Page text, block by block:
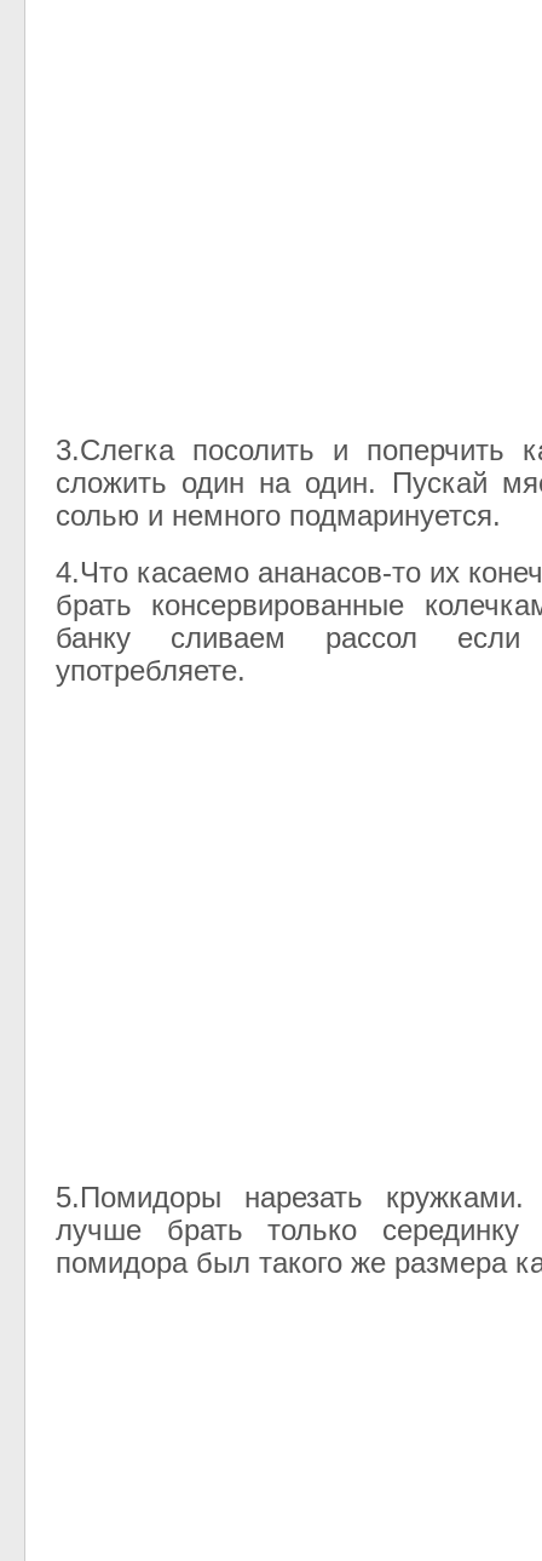
3.Слегка посолить и поперчить
сложить один на один. Пускай
солью и немного подмаринуется.
4.Что касаемо ананасов-то их
брать консервированные
банку сливаем рассол
употребляете.
5.Помидоры нарезать
лучше брать только
помидора был такого же размера